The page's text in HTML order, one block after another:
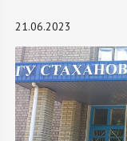
21.06.2023